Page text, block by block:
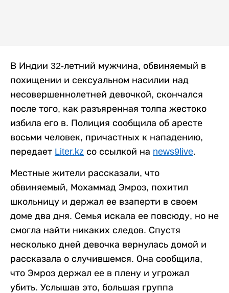
В Индии 32-летний мужчина, обвиняемый в
похищении и сексуальном насилии над
несовершеннолетней девочкой, скончался
после того, как разъяренная толпа жестоко
избила его в. Полиция сообщила об аресте
восьми человек, причастных к нападению,
передает Liter.kz со ссылкой на news9live.
Местные жители рассказали, что
обвиняемый, Мохаммад Эмроз, похитил
школьницу и держал ее взаперти в своем
доме два дня. Семья искала ее повсюду, но не
смогла найти никаких следов. Спустя
несколько дней девочка вернулась домой и
рассказала о случившемся. Она сообщила,
что Эмроз держал ее в плену и угрожал
убить. Услышав это, большая группа